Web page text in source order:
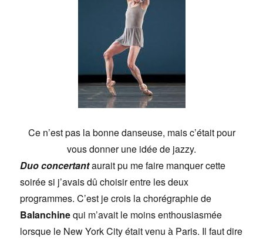
Ce n’est pas la bonne danseuse, mais c’était pour
vous donner une idée de jazzy.
Duo concertantaurait pu me faire manquer cette
soirée si j’avais dû choisir entre les deux
programmes. C’est je crois la chorégraphie de
Balanchinequi m’avait le moins enthousiasmée
lorsque le New York City était venu à Paris. Il faut dire